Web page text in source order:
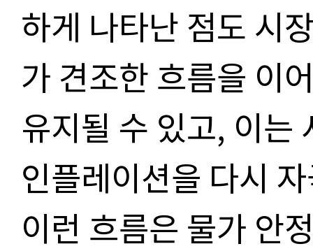
하게 나타난 점도 시
가 견조한 흐름을 이
유지될 수 있고, 이는
인플레이션을 다시
이런 흐름은 물가 안